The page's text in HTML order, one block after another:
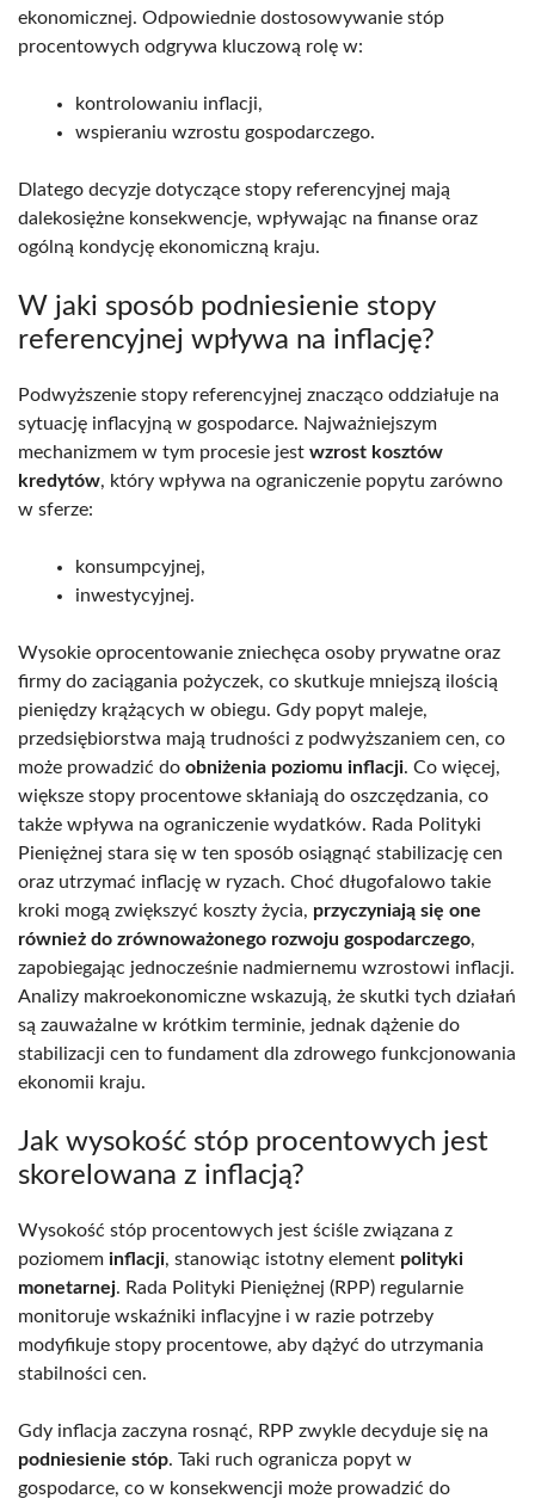
ekonomicznej. Odpowiednie dostosowywanie stóp
procentowych odgrywa kluczową rolę w:
kontrolowaniu inflacji,
wspieraniu wzrostu gospodarczego.
Dlatego decyzje dotyczące stopy referencyjnej mają
dalekosiężne konsekwencje, wpływając na finanse oraz
ogólną kondycję ekonomiczną kraju.
W jaki sposób podniesienie stopy
referencyjnej wpływa na inflację?
Podwyższenie stopy referencyjnej znacząco oddziałuje na
sytuację inflacyjną w gospodarce. Najważniejszym
mechanizmem w tym procesie jest wzrost kosztów
kredytów, który wpływa na ograniczenie popytu zarówno
w sferze:
konsumpcyjnej,
inwestycyjnej.
Wysokie oprocentowanie zniechęca osoby prywatne oraz
firmy do zaciągania pożyczek, co skutkuje mniejszą ilością
pieniędzy krążących w obiegu. Gdy popyt maleje,
przedsiębiorstwa mają trudności z podwyższaniem cen, co
może prowadzić do obniżenia poziomu inflacji. Co więcej,
większe stopy procentowe skłaniają do oszczędzania, co
także wpływa na ograniczenie wydatków. Rada Polityki
Pieniężnej stara się w ten sposób osiągnąć stabilizację cen
oraz utrzymać inflację w ryzach. Choć długofalowo takie
kroki mogą zwiększyć koszty życia, przyczyniają się one
również do zrównoważonego rozwoju gospodarczego,
zapobiegając jednocześnie nadmiernemu wzrostowi inflacji.
Analizy makroekonomiczne wskazują, że skutki tych działań
są zauważalne w krótkim terminie, jednak dążenie do
stabilizacji cen to fundament dla zdrowego funkcjonowania
ekonomii kraju.
Jak wysokość stóp procentowych jest
skorelowana z inflacją?
Wysokość stóp procentowych jest ściśle związana z
poziomem inflacji, stanowiąc istotny element polityki
monetarnej. Rada Polityki Pieniężnej (RPP) regularnie
monitoruje wskaźniki inflacyjne i w razie potrzeby
modyfikuje stopy procentowe, aby dążyć do utrzymania
stabilności cen.
Gdy inflacja zaczyna rosnąć, RPP zwykle decyduje się na
podniesienie stóp. Taki ruch ogranicza popyt w
gospodarce, co w konsekwencji może prowadzić do